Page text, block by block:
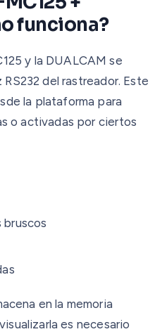
funciona?
y la DUALCAM se
del rastreador. Este
la plataforma para
o activadas por ciertos
en la memoria
es necesario